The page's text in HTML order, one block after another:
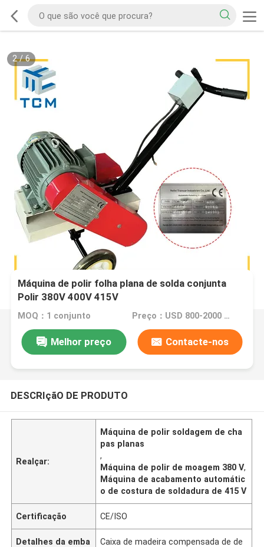
2/6
Máquina de polir folha plana de solda conjunta
Polir 380V 400V 415V
MOQ：1 conjunto Preço：USD 800-2000 Dollar
Melhor preço Contacte-nos
DESCRIçãO DE PRODUTO
Realçar:
Máquina de polir soldagem de cha
pas planas
,
Máquina de polir de moagem 380 V,
Máquina de acabamento automátic
o de costura de soldadura de 415 V
Certificação CE/ISO
Detalhes da emba
Caixa de madeira compensada de de